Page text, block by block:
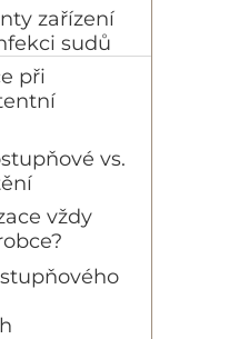
zařízení
sudů
při
vs.
vždy